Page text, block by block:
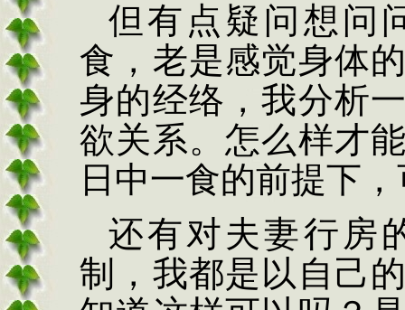
但有点疑问想问
食，老是感觉身体
身的经络，我分析
欲关系。怎么样才
日中一食的前提下
还有对夫妻行房
制，我都是以自己